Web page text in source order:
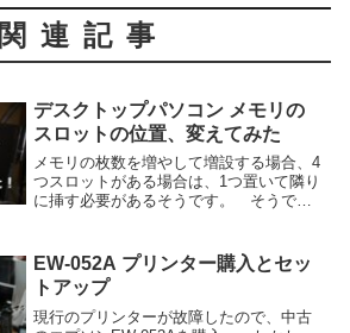
関連記事
デスクトップパソコン メモリの
スロットの位置、変えてみた
メモリの枚数を増やして増設する場合、4
つスロットがある場合は、1つ置いて隣り
に挿す必要があるそうです。 そうでな
は、動画で。
EW-052A プリンター購入とセッ
トアップ
現行のプリンターが故障したので、中古